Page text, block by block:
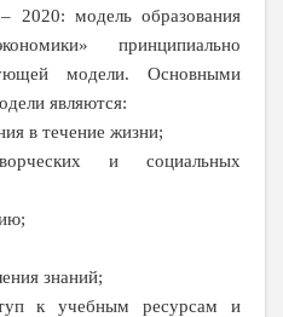
2020: модель образования
принципиально
модели. Основными
являются:
в течение жизни;
и социальных
знаний;
к учебным ресурсам и